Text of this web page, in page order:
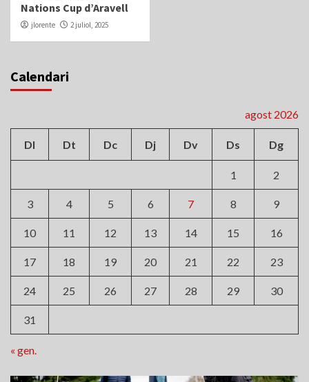
Nations Cup d’Aravell
jlorente 2 juliol, 2025
Calendari
agost 2026
Dl Dt Dc Dj Dv Ds Dg
1 2
3 4 5 6 7 8 9
10 11 12 13 14 15 16
17 18 19 20 21 22 23
24 25 26 27 28 29 30
31
« gen.